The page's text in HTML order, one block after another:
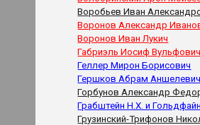
Воробьев Иван
Воронов Александр
Воронов Иван Лукич
Габриэль Иосиф Вульфович
Геллер Мирон Борисович
Гершков Абрам Аншелевич
Горбунов Александр
Грабштейн Н.Х. и
Грузинский-Трифонов